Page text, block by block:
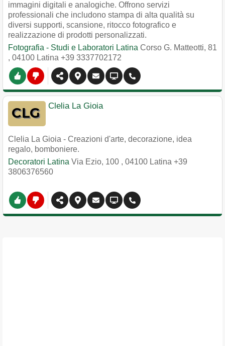
immagini digitali e analogiche. Offrono servizi
professionali che includono stampa di alta qualità su
diversi supporti, scansione, ritocco fotografico e
realizzazione di prodotti personalizzati.
Fotografia - Studi e Laboratori Latina Corso G. Matteotti, 81
, 04100 Latina +39 3337702172
Clelia La Gioia
Clelia La Gioia - Creazioni d'arte, decorazione, idea
regalo, bomboniere.
Decoratori Latina Via Ezio, 100 , 04100 Latina +39
3806376560